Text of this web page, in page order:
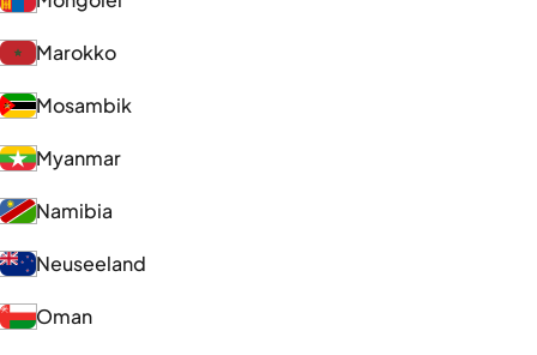
Marokko
Mosambik
Myanmar
Namibia
Neuseeland
Oman